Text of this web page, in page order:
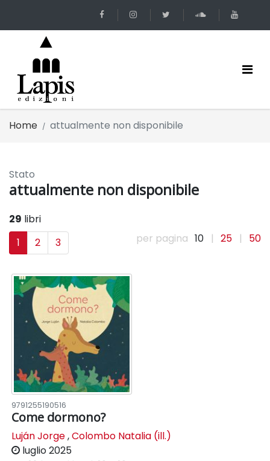
Home attualmente non disponibile
Stato
attualmente non disponibile
29 libri
1
2 3 per pagina 10 | 25 | 50
9791255190516
Come dormono?
Luján Jorge,Colombo Natalia (ill.)
luglio 2025